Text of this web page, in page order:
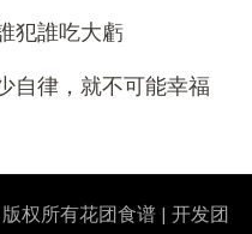
犯誰吃大虧
自律，就不可能幸福
权所有花团食谱 | 开发团